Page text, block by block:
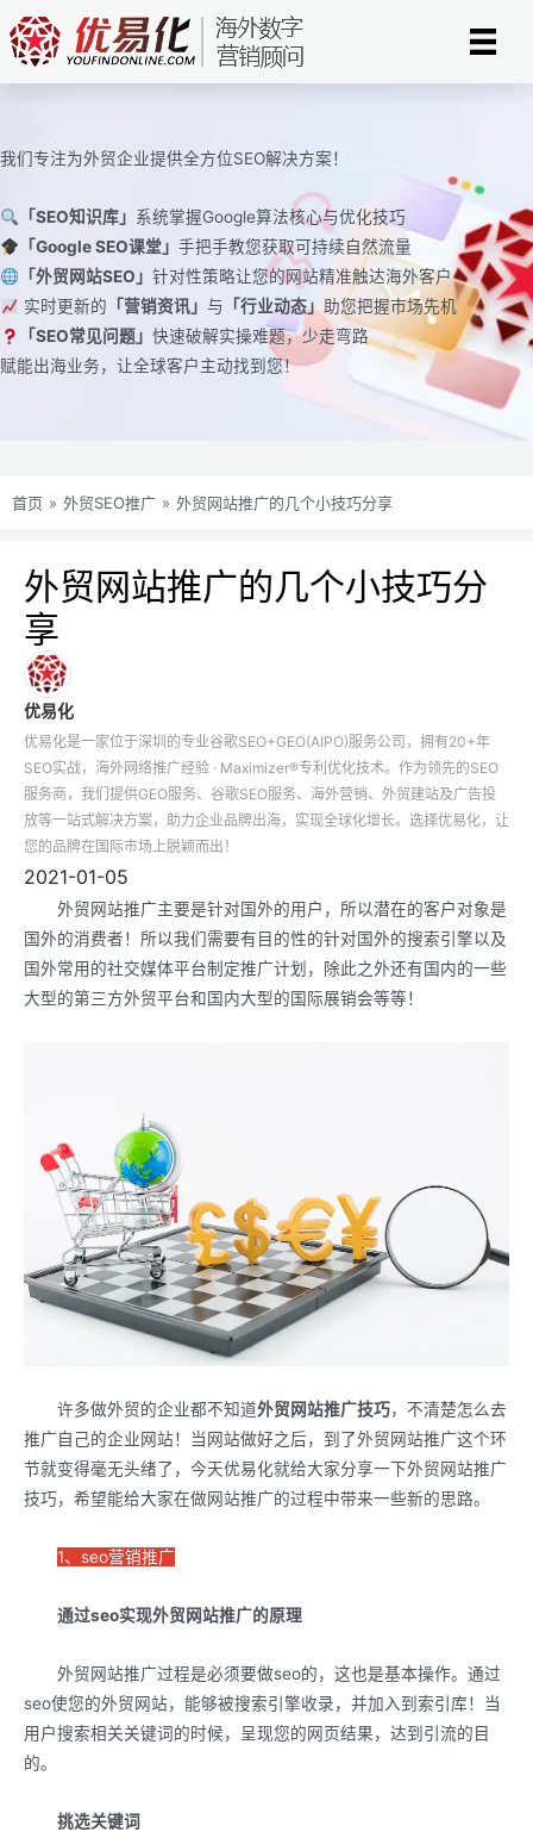
至
我们专注为外贸企业提供全方位SEO解决方案！
「SEO知识库」 系统掌握Google算法核心与优化技巧
「Google SEO课堂」 手把手教您获取可持续自然流量
「外贸网站SEO」 针对性策略让您的网站精准触达海外客户
实时更新的 「营销资讯」 与 「行业动态」 助您把握市场先机
「SEO常见问题」 快速破解实操难题，少走弯路
赋能出海业务，让全球客户主动找到您！
首页 » 外贸SEO推广 » 外贸网站推广的几个小技巧分享
外贸网站推广的几个小技巧分
享
优易化
优易化是一家位于深圳的专业谷歌SEO+GEO(AIPO)服务公司，拥有20+年
SEO实战，海外网络推广经验 · Maximizer®专利优化技术。作为领先的SEO
服务商，我们提供GEO服务、谷歌SEO服务、海外营销、外贸建站及广告投
放等一站式解决方案，助力企业品牌出海，实现全球化增长。选择优易化，让
您的品牌在国际市场上脱颖而出！
2021-01-05
外贸网站推广主要是针对国外的用户，所以潜在的客户对象是
国外的消费者！所以我们需要有目的性的针对国外的搜索引擎以及
国外常用的社交媒体平台制定推广计划，除此之外还有国内的一些
大型的第三方外贸平台和国内大型的国际展销会等等！
许多做外贸的企业都不知道外贸网站推广技巧，不清楚怎么去
推广自己的企业网站！当网站做好之后，到了外贸网站推广这个环
节就变得毫无头绪了，今天优易化就给大家分享一下外贸网站推广
技巧，希望能给大家在做网站推广的过程中带来一些新的思路。
1、seo营销推广
通过seo实现外贸网站推广的原理
外贸网站推广过程是必须要做seo的，这也是基本操作。通过
seo使您的外贸网站，能够被搜索引擎收录，并加入到索引库！当
用户搜索相关关键词的时候，呈现您的网页结果，达到引流的目
的。
挑选关键词